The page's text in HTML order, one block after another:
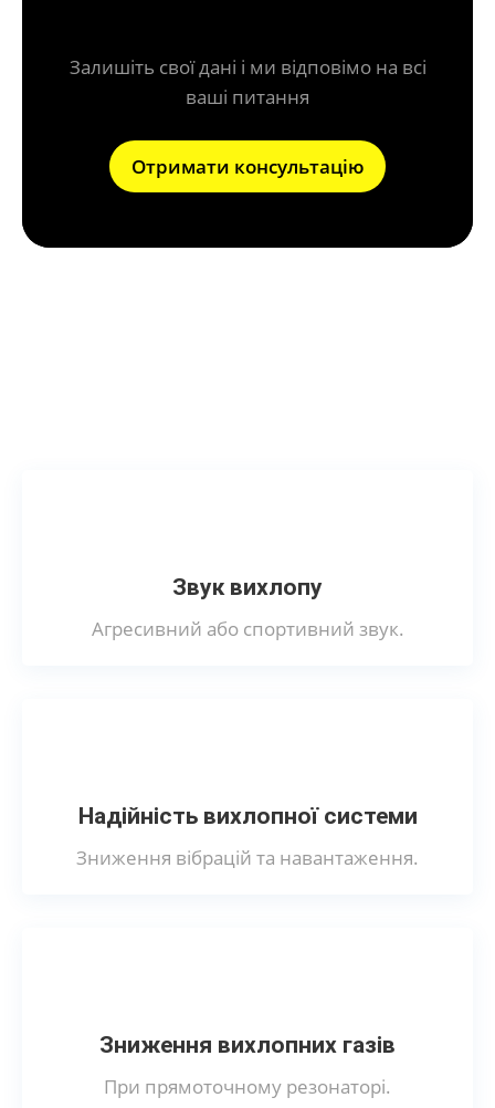
Залишіть свої дані і ми відповімо на всі
ваші питання
Отримати консультацію
Звук вихлопу
Агресивний або спортивний звук.
Надійність вихлопної системи
Зниження вібрацій та навантаження.
Зниження вихлопних газів
При прямоточному резонаторі.